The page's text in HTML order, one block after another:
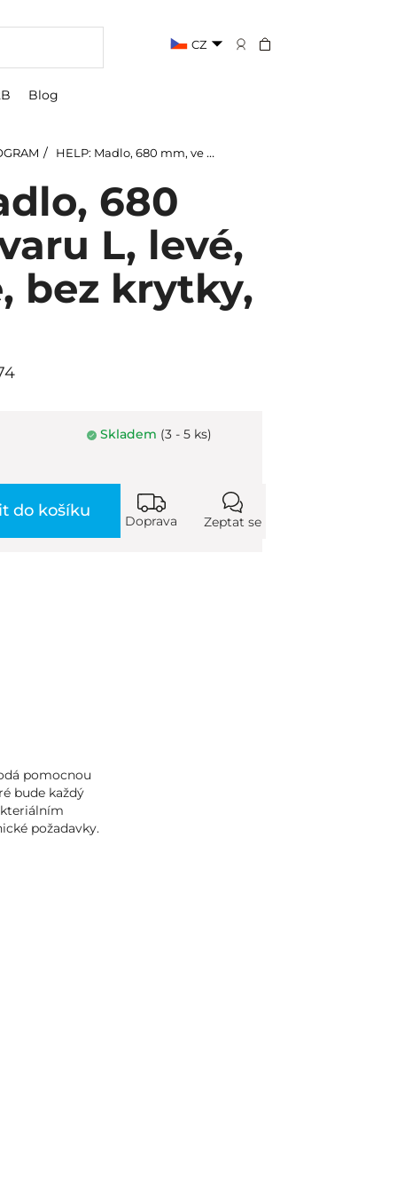
Blog
CZ
HELP: Madlo, 680 mm, ve tvaru L, levé, skládané, bez krytky, bílá
680
L, levé,
bez krytky,
Skladem (3 - 5 ks)
do košíku
Doprava Zeptat se
pomocnou
bude každý
požadavky.